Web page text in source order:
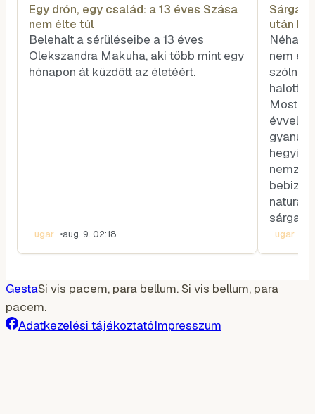
Egy drón, egy család: a 13 éves Szása
nem élte túl
Belehalt a sérüléseibe a 13 éves
Olekszandra Makuha, aki több mint egy
hónapon át küzdött az életéért.
ugar •aug. 9. 02:18
Sárga
után
Néha a
nem
halott
Most
évvel
gyanút
hegyi
sárga
ugar
GestaSi vis pacem, para bellum. Si vis bellum, para
pacem.
Adatkezelési tájékoztatóImpresszum